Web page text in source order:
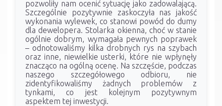
pozwoliły nam ocenić sytuację jako zadowalającą.
Szczególnie pozytywnie zaskoczyła nas jakość
wykonania wylewek, co stanowi powód do dumy
dla dewelopera. Stolarka okienna, choć w stanie
ogólnie dobrym, wymagała pewnych poprawek
– odnotowaliśmy kilka drobnych rys na szybach
oraz inne, niewielkie usterki, które nie wpłynęły
znacząco na ogólną ocenę. Na szczęście, podczas
naszego szczegółowego odbioru, nie
zidentyfikowaliśmy żadnych problemów z
tynkami, co jest kolejnym pozytywnym
aspektem tej inwestycji.